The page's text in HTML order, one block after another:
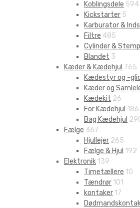
Koblingsdele 594
Kickstarter 5
Karburator &
Filtre 485
Cylinder &
Blandet 3
Kæder & Kædehjul 765
Kædestyr og -
Kæder og
Kædekit 26
For Kædehjul 186
Bag Kædehjul
Fælge 367
Hjullejer 265
Fælge & Hjul 192
Elektronik 139
Timetællere 10
Tændrør 101
kontaker 17